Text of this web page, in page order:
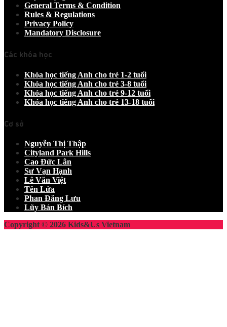
General Terms & Condition
Rules & Regulations
Privacy Policy
Mandatory Disclosure
Các khóa học
Khóa học tiếng Anh cho trẻ 1-2 tuổi
Khóa học tiếng Anh cho trẻ 3-8 tuổi
Khóa học tiếng Anh cho trẻ 9-12 tuổi
Khóa học tiếng Anh cho trẻ 13-18 tuổi
Cơ sở
Nguyễn Thị Thập
Cityland Park Hills
Cao Đức Lân
Sư Vạn Hạnh
Lê Văn Việt
Tên Lửa
Phan Đăng Lưu
Lũy Bán Bích
Copyright © 2026 Kids&Us Vietnam